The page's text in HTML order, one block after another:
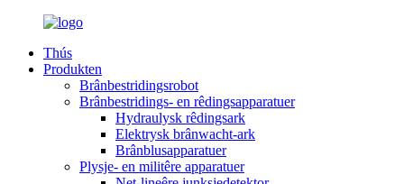
Thús
Produkten
Brânbestridingsrobot
Brânbestridings- en rêdingsapparatuer
Hydraulysk rêdingsark
Elektrysk brânwacht-ark
Brânblusapparatuer
Plysje- en militêre apparatuer